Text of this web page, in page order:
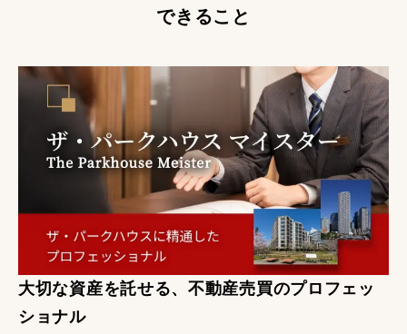
できること
大切な資産を託せる、不動産売買のプロフェッ
ショナル